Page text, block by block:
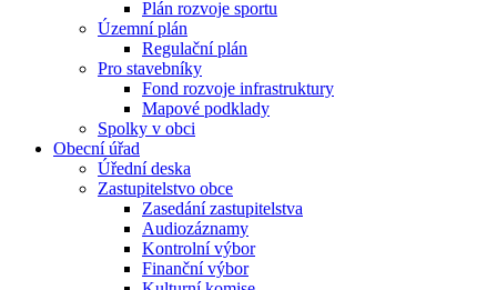
Plán rozvoje sportu
Územní plán
Regulační plán
Pro stavebníky
Fond rozvoje infrastruktury
Mapové podklady
Spolky v obci
Obecní úřad
Úřední deska
Zastupitelstvo obce
Zasedání zastupitelstva
Audiozáznamy
Kontrolní výbor
Finanční výbor